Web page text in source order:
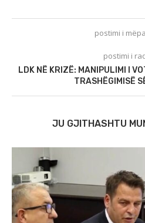
postimi i
postimi i
LDK NË KRIZË: MANIPULIMI I
TRASHËGIMISË
JU GJITHASHTU